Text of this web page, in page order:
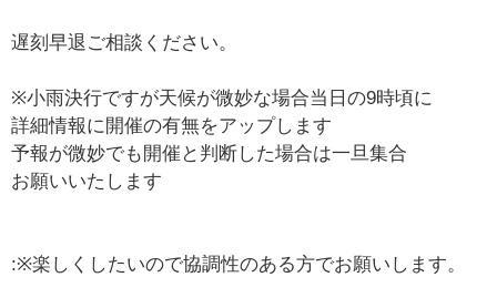
遅刻早退ご相談ください。
※小雨決行ですが天候が微妙な場合当日の9時頃に
詳細情報に開催の有無をアップします
予報が微妙でも開催と判断した場合は一旦集合
お願いいたします
:※楽しくしたいので協調性のある方でお願いします。